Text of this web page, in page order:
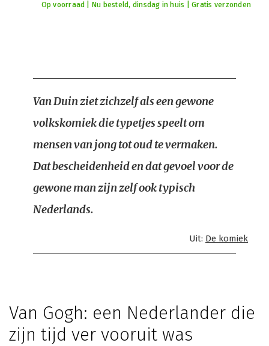
Op voorraad | Nu besteld, dinsdag in huis | Gratis verzonden
Van Duin ziet zichzelf als een gewone
volkskomiek die typetjes speelt om
mensen van jong tot oud te vermaken.
Dat bescheidenheid en dat gevoel voor de
gewone man zijn zelf ook typisch
Nederlands.
Uit: De komiek
Van Gogh: een Nederlander die
zijn tijd ver vooruit was